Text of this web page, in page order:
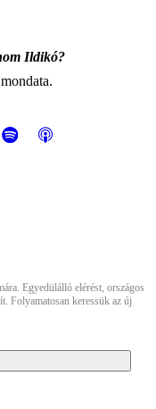
Ildikó?
Egyedülálló elérést, országos
Folyamatosan keressük az új